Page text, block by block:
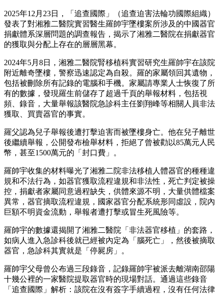
2025年12月23日，「追查國際」（追查迫害法輪功國際組織）
發表了對湘雅二醫院實習醫生羅帥宇墜樓案所涉及的中國器官
捐獻體系深層問題的調查報告，揭示了湘雅二醫院在捐獻器官
的獲取與分配上存在的層層黑幕。
2024年5月8日，湘雅二醫院腎移植科實習研究生羅帥宇在該院
附近離奇墜樓，警察迅速認定為自殺。羅的家屬領回其遺物，
包括被刪除所有記錄的電腦和手機。家屬請專業人士恢復了所
有的數據，發現羅生前儲存了超過千頁的舉報材料，包括視
頻、錄音，大量舉報該醫院急診科主任劉翔峰等相關人員非法
獲取、買賣器官的事實。
羅父認為兒子舉報後遭打擊迫害而被墜樓身亡。他在兒子離世
後繼續舉報，公開發布檢舉材料，拒絕了曾被勸以85萬元人民
幣，甚至1500萬元的「封口費」。
羅帥宇收集的材料曝光了湘雅二院非法移植人體器官的種種違
規和不法行為，如器官獲取流程違規和非法性，死亡判定被操
控，捐獻者家屬同意過程缺失，供體來源不明，大量供體檔案
異常，器官摘取流程違規，國家器官分配系統形同虛設，院內
巨額不明資金流動，舉報者遭打擊或冒生死風險等。
羅帥宇的數據還揭開了湘雅二醫院「非法器官移植」的套路，
如病人進入急診科後就已經被內定為「腦死亡」，然後被摘取
器官，急診科其實就是「停屍房」。
羅帥宇父母曾公布過三段錄音，記錄羅帥宇被派去離湖南邵陽
十幾公裡的一家醫院提取器官時的現場對話。通過這些錄音
「追查國際」解析：該院在沒有簽字手續過程，沒有任何法律